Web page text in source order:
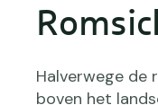
Halverwege de
boven het